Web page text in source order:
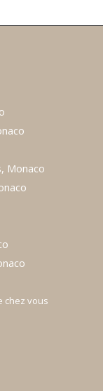
Monaco
chez vous